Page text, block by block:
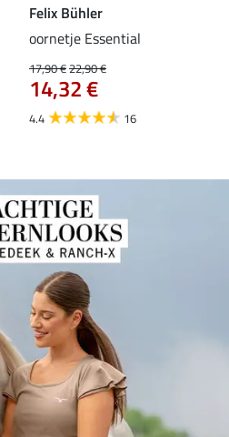
Felix Bühler
oornetje Essential
17,90 €22,90 €
14,32 €
4.4 16